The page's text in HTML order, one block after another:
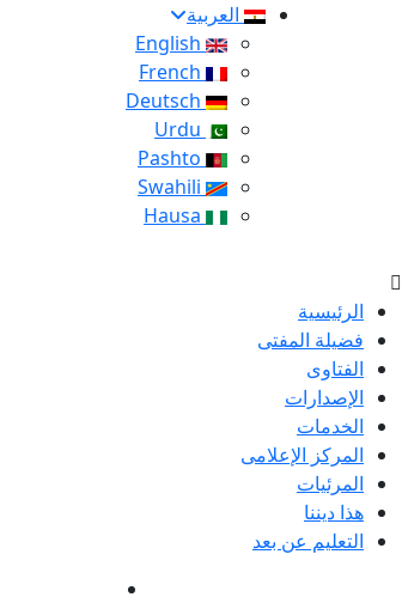
العربية
الرئيسية
فضيلة المفتى
الفتاوى
الإصدارات
الخدمات
المركز الإعلامى
المرئيات
هذا ديننا
التعليم عن بعد